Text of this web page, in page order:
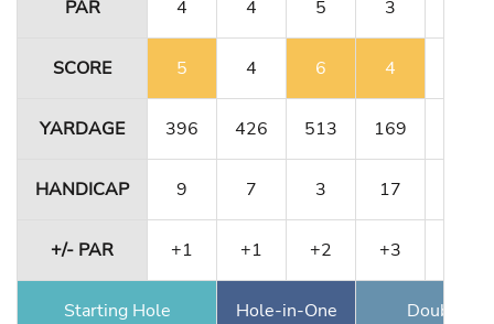
PAR 4 4 5 3
SCORE 5 4 6 4
YARDAGE 396 426 513 169
HANDICAP 9 7 3 17
+/- PAR +1 +1 +2 +3
Starting Hole Hole-in-One Double